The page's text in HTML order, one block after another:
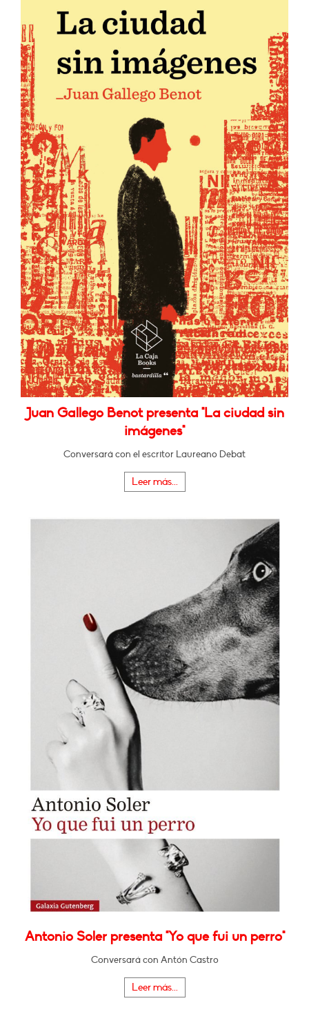
Juan Gallego Benot presenta "La ciudad sin
imágenes"
Conversará con el escritor Laureano Debat
Leer más...
Antonio Soler presenta "Yo que fui un perro"
Conversará con Antón Castro
Leer más...